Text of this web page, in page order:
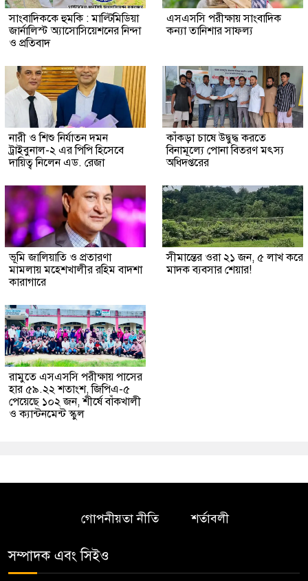
সাংবাদিককে হুমকি : মাল্টিমিডিয়া
জার্নালিস্ট অ্যাসোসিয়েশনের নিন্দা
ও প্রতিবাদ
এসএসসি পরীক্ষায় সাংবাদিক
কন্যা তানিশার সাফল্য
নারী ও শিশু নির্যাতন দমন
ট্রাইবুনাল-২ এর পিপি হিসেবে
দায়িত্ব নিলেন এড. রেজা
কাঁকড়া চাষে উদ্বুদ্ধ করতে
বিনামূল্যে পোনা বিতরণ মৎস্য
অধিদপ্তরের
ভূমি জালিয়াতি ও প্রতারণা
মামলায় মহেশখালীর রহিম বাদশা
কারাগারে
সীমান্তের ওরা ২১ জন, ৫ লাখ করে
মাদক ব্যবসার শেয়ার!
রামুতে এসএসসি পরীক্ষায় পাসের
হার ৫৯.২২ শতাংশ, জিপিএ-৫
পেয়েছে ১০২ জন, শীর্ষে বাঁকখালী
ও ক্যান্টনমেন্ট স্কুল
গোপনীয়তা নীতি শর্তাবলী
সম্পাদক এবং সিইও